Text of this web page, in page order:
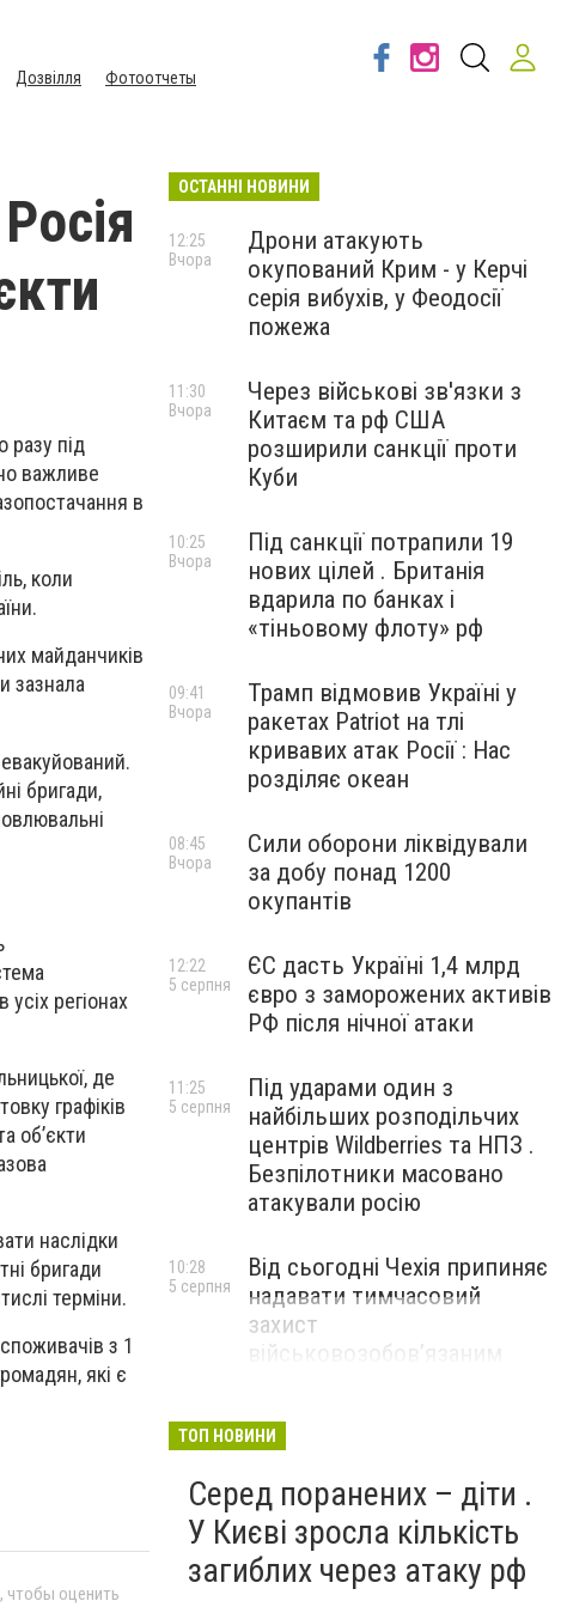
Дозвілля Фотоотчеты
разу під
важливе
в
, коли
майданчиків
зазнала
бригади,
регіонах
де
графіків
об’єкти
наслідки
бригади
терміни.
з 1
які є
, чтобы оценить
ОСТАННІ НОВИНИ
Дрони атакують
окупований Крим - у Керчі
серія вибухів, у Феодосії
пожежа
12:25
Вчора
Через військові зв'язки з
Китаєм та рф США
розширили санкції проти
Куби
11:30
Вчора
Під санкції потрапили 19
нових цілей . Британія
вдарила по банках і
«тіньовому флоту» рф
10:25
Вчора
Трамп відмовив Україні у
ракетах Patriot на тлі
кривавих атак Росії : Нас
розділяє океан
09:41
Вчора
Сили оборони ліквідували
за добу понад 1200
окупантів
08:45
Вчора
ЄС дасть Україні 1,4 млрд
євро з заморожених активів
РФ після нічної атаки
12:22
5 серпня
Під ударами один з
найбільших розподільчих
центрів Wildberries та НПЗ .
Безпілотники масовано
атакували росію
11:25
5 серпня
Від сьогодні Чехія припиняє
надавати тимчасовий
захист
військовозобов’язаним
10:28
5 серпня
ТОП НОВИНИ
Серед поранених – діти .
У Києві зросла кількість
загиблих через атаку рф